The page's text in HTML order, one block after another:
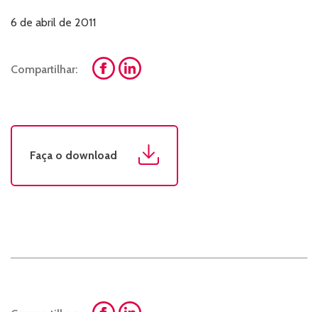
6 de abril de 2011
Compartilhar:
Faça o download